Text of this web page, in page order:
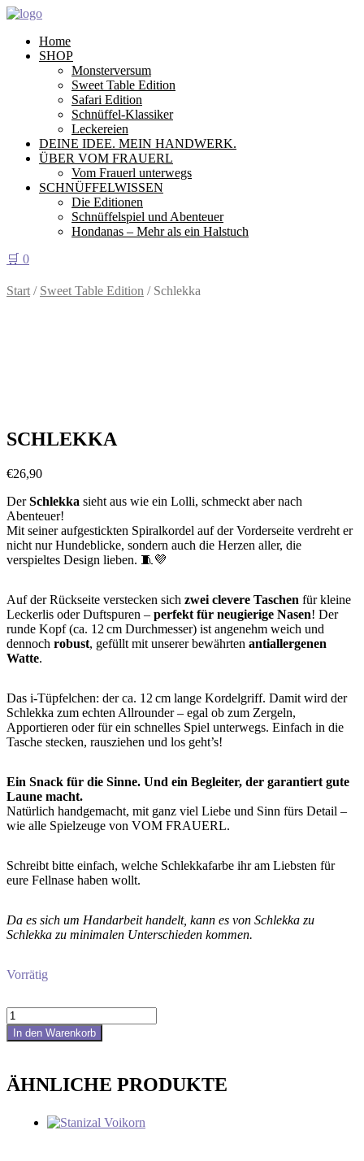
Home
SHOP
Monsterversum
Sweet Table Edition
Safari Edition
Schnüffel-Klassiker
Leckereien
DEINE IDEE. MEIN HANDWERK.
ÜBER VOM FRAUERL
Vom Frauerl unterwegs
SCHNÜFFELWISSEN
Die Editionen
Schnüffelspiel und Abenteuer
Hondanas – Mehr als ein Halstuch
🛒 0
Start / Sweet Table Edition / Schlekka
SCHLEKKA
€26,90
DerSchlekka sieht aus wie ein Lolli, schmeckt aber nach
Abenteuer!
Mit seiner aufgestickten Spiralkordel auf der Vorderseite verdreht er
nicht nur Hundeblicke, sondern auch die Herzen aller, die
verspieltes Design lieben. 🧵💜
Auf der Rückseite verstecken sich zwei clevere Taschen für kleine
Leckerlis oder Duftspuren – perfekt für neugierige Nasen! Der
runde Kopf (ca. 12 cm Durchmesser) ist angenehm weich und
dennoch robust, gefüllt mit unserer bewährten antiallergenen
Watte.
Das i-Tüpfelchen: der ca. 12 cm lange Kordelgriff. Damit wird der
Schlekka zum echten Allrounder – egal ob zum Zergeln,
Apportieren oder für ein schnelles Spiel unterwegs. Einfach in die
Tasche stecken, rausziehen und los geht’s!
Ein Snack für die Sinne. Und ein Begleiter, der garantiert gute
Laune macht.
Natürlich handgemacht, mit ganz viel Liebe und Sinn fürs Detail –
wie alle Spielzeuge von VOM FRAUERL.
Schreibt bitte einfach, welche Schlekkafarbe ihr am Liebsten für
eure Fellnase haben wollt.
Da es sich um Handarbeit handelt, kann es von Schlekka zu
Schlekka zu minimalen Unterschieden kommen.
Vorrätig
Schlekka
Menge
In den Warenkorb
ÄHNLICHE PRODUKTE